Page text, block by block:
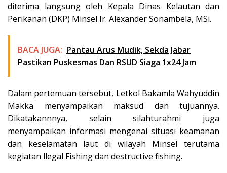
diterima langsung oleh Kepala Dinas Kelautan dan
Perikanan (DKP) Minsel Ir. Alexander Sonambela, MSi.
BACA JUGA: Pantau Arus Mudik, Sekda Jabar
Pastikan Puskesmas Dan RSUD Siaga 1x24 Jam
Dalam pertemuan tersebut, Letkol Bakamla Wahyuddin
Makka menyampaikan maksud dan tujuannya.
Dikatakannnya, selain silahturahmi juga
menyampaikan informasi mengenai situasi keamanan
dan keselamatan laut di wilayah Minsel terutama
kegiatan llegal Fishing dan destructive fishing.